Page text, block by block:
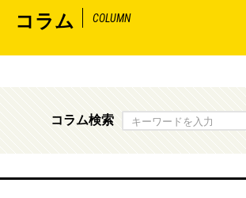
コラム COLUMN
コラム検索